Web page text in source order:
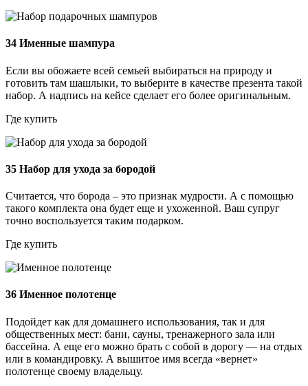
34 Именные шампура
Если вы обожаете всей семьей выбираться на природу и
готовить там шашлыки, то выберите в качестве презента такой
набор. А надпись на кейсе сделает его более оригинальным.
Где купить
35 Набор для ухода за бородой
Считается, что борода – это признак мудрости. А с помощью
такого комплекта она будет еще и ухоженной. Ваш супруг
точно воспользуется таким подарком.
Где купить
36 Именное полотенце
Подойдет как для домашнего использования, так и для
общественных мест: бани, сауны, тренажерного зала или
бассейна. А еще его можно брать с собой в дорогу — на отдых
или в командировку. А вышитое имя всегда «вернет»
полотенце своему владельцу.